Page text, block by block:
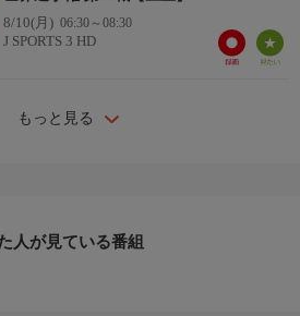
8/10(月) 06:30～08:30
J SPORTS 3 HD
もっと見る
人が見ている番組